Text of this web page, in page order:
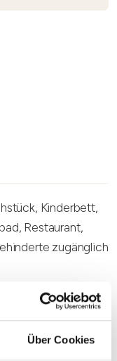
Über Cookies
Kinderbett,
Restaurant,
zugänglich